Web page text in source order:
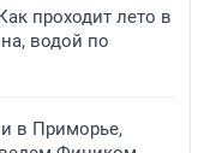
проходит лето в
водой по
в Приморье,